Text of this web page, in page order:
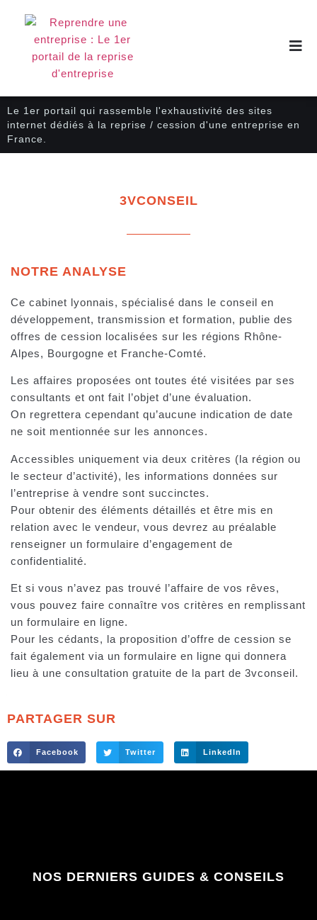
Le 1er portail qui rassemble l'exhaustivité des sites
internet dédiés à la reprise / cession d'une entreprise en
France.
3VCONSEIL
NOTRE ANALYSE
Ce cabinet lyonnais, spécialisé dans le conseil en
développement, transmission et formation, publie des
offres de cession localisées sur les régions Rhône-
Alpes, Bourgogne et Franche-Comté.
Les affaires proposées ont toutes été visitées par ses
consultants et ont fait l’objet d’une évaluation.
On regrettera cependant qu’aucune indication de date
ne soit mentionnée sur les annonces.
Accessibles uniquement via deux critères (la région ou
le secteur d’activité), les informations données sur
l’entreprise à vendre sont succinctes.
Pour obtenir des éléments détaillés et être mis en
relation avec le vendeur, vous devrez au préalable
renseigner un formulaire d’engagement de
confidentialité.
Et si vous n’avez pas trouvé l’affaire de vos rêves,
vous pouvez faire connaître vos critères en remplissant
un formulaire en ligne.
Pour les cédants, la proposition d’offre de cession se
fait également via un formulaire en ligne qui donnera
lieu à une consultation gratuite de la part de 3vconseil.
PARTAGER SUR
Facebook Twitter LinkedIn
NOS DERNIERS GUIDES & CONSEILS